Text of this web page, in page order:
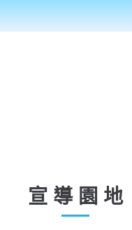
宣 導 園 地